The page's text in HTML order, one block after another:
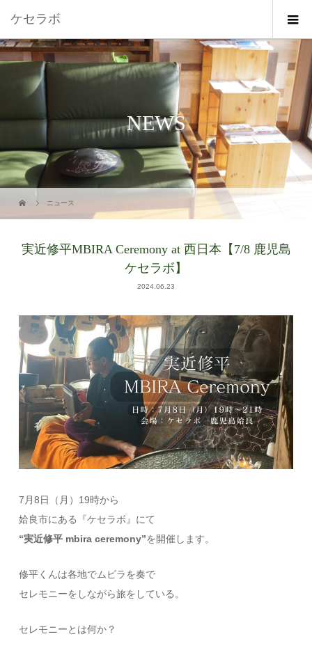
ケセラボ
NEWS
ニュース
実近修平MBIRA Ceremony at 西日本【7/8 鹿児島
ケセラボ】
2024.06.23
7月8日（月）19時から
姶良市にある『ケセラボ』にて
“実近修平 mbira ceremony”を開催します。
修平くんは各地でムビラを奏で
セレモニーをしながら旅をしている。
セレモニーとは何か？